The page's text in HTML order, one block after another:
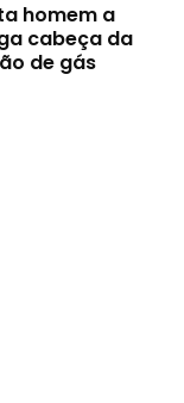
homem a
cabeça da
de gás